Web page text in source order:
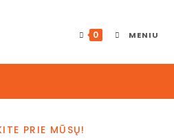
0 MENIU
PRIE MŪSŲ!